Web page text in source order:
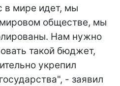
в мире идет, мы
обществе, мы
Нам нужно
такой бюджет,
укрепил
- заявил